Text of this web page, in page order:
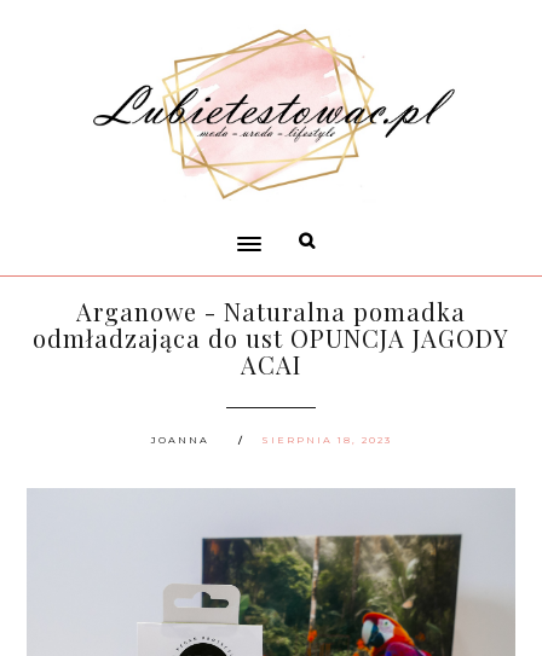
Arganowe - Naturalna pomadka
odmładzająca do ust OPUNCJA JAGODY
ACAI
JOANNA SIERPNIA 18, 2023